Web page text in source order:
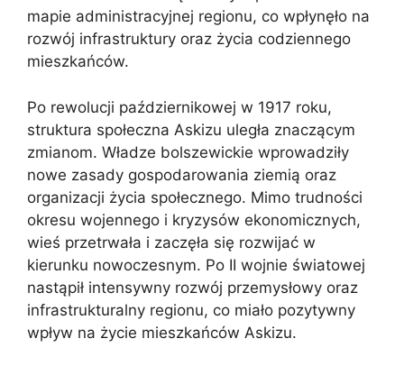
mapie administracyjnej regionu, co wpłynęło na
rozwój infrastruktury oraz życia codziennego
mieszkańców.
Po rewolucji październikowej w 1917 roku,
struktura społeczna Askizu uległa znaczącym
zmianom. Władze bolszewickie wprowadziły
nowe zasady gospodarowania ziemią oraz
organizacji życia społecznego. Mimo trudności
okresu wojennego i kryzysów ekonomicznych,
wieś przetrwała i zaczęła się rozwijać w
kierunku nowoczesnym. Po II wojnie światowej
nastąpił intensywny rozwój przemysłowy oraz
infrastrukturalny regionu, co miało pozytywny
wpływ na życie mieszkańców Askizu.